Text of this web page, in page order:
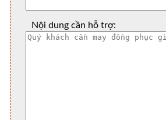
Nội dung cần hỗ trợ: